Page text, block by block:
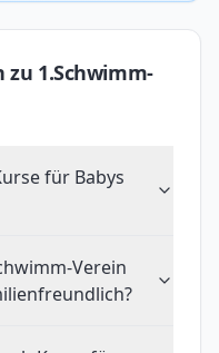
zu 1.Schwimm-
für Babys
Verein